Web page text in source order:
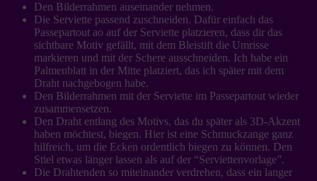
Den Bilderrahmen auseinander nehmen.
Die Serviette passend zuschneiden. Dafür einfach das
Passepartout ao auf der Serviette platzieren, dass dir das
sichtbare Motiv gefällt, mit dem Bleistift die Umrisse
markieren und mit der Schere ausschneiden. Ich habe ein
Palmenblatt in der Mitte platziert, das ich später mit dem
Draht nachgebogen habe.
Den Bilderrahmen mit der Serviette im Passepartout wieder
zusammensetzen.
Den Draht entlang des Motivs, das du später als 3D-Akzent
haben möchtest, biegen. Hier ist eine Schmuckzange ganz
hilfreich, um die Ecken ordentlich biegen zu können. Den
Stiel etwas länger lassen als auf der “Serviettenvorlage”.
Die Drahtenden so miteinander verdrehen, dass ein langer